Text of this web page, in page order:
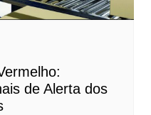
de Alerta dos